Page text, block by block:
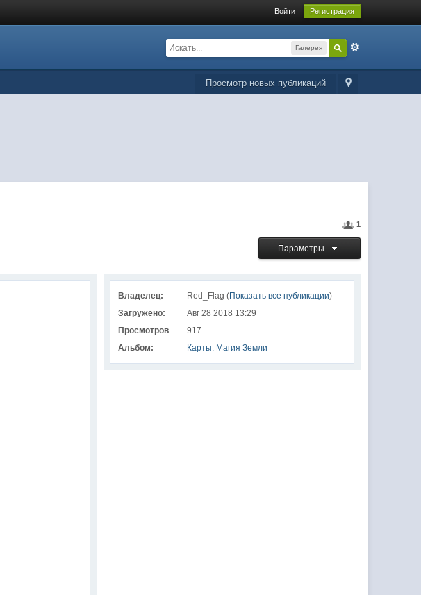
Войти Регистрация
Галерея
Просмотр новых публикаций
1
Параметры
Владелец: Red_Flag (Показать все публикации)
Загружено:
Авг 28 2018 13:29
Просмотров
917
Альбом:
Карты: Магия Земли